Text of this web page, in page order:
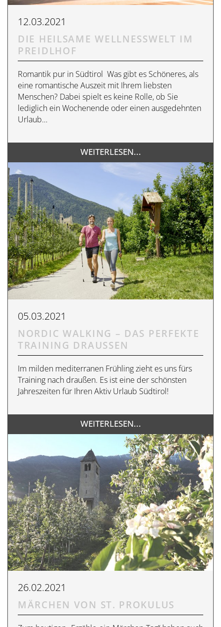
12.03.2021
DIE HEILSAME WELLNESSWELT IM
PREIDLHOF
Romantik pur in Südtirol Was gibt es Schöneres, als
eine romantische Auszeit mit Ihrem liebsten
Menschen? Dabei spielt es keine Rolle, ob Sie
lediglich ein Wochenende oder einen ausgedehnten
Urlaub…
WEITERLESEN...
05.03.2021
NORDIC WALKING – DAS PERFEKTE
TRAINING DRAUSSEN
Im milden mediterranen Frühling zieht es uns fürs
Training nach draußen. Es ist eine der schönsten
Jahreszeiten für Ihren Aktiv Urlaub Südtirol!
WEITERLESEN...
26.02.2021
MÄRCHEN VON ST. PROKULUS